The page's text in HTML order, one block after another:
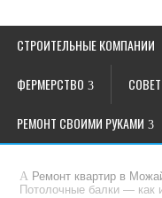
СТРОИТЕЛЬНЫЕ КОМПАНИИ
ФЕРМЕРСТВО
РЕМОНТ СВОИМИ РУКАМИ
Ремонт квартир в
Потолочные балки — как